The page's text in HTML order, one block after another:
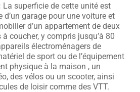
La superficie de cette unité est
d’un garage pour une voiture et
d’un appartement de deux
coucher, y compris jusqu’à 80
électroménagers de
de sport ou de l’équipement
physique à la maison , un
des vélos ou un scooter, ainsi
de loisir comme des VTT.